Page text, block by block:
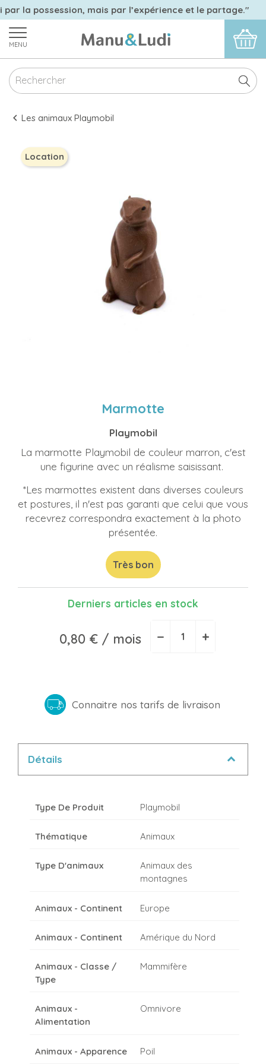
la possession, mais par l’expérience et le partage."
MENU
Les animaux Playmobil
Location
Marmotte
Playmobil
La marmotte Playmobil de couleur marron, c'est
une figurine avec un réalisme saisissant.
*Les marmottes existent dans diverses couleurs
et postures, il n'est pas garanti que celui que vous
recevrez correspondra exactement à la photo
présentée.
Très bon
Derniers articles en stock
0,80 € / mois − +
Connaitre nos tarifs de livraison
Détails
Type De Produit Playmobil
Thématique Animaux
Type D'animaux
Animaux des
montagnes
Animaux - Continent Europe
Animaux - Continent Amérique du Nord
Animaux - Classe /
Type
Mammifère
Animaux -
Alimentation
Omnivore
Animaux - Apparence Poil